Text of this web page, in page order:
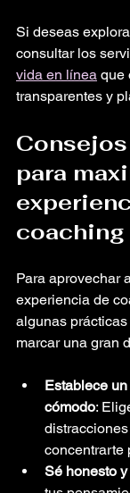
Si deseas
consultar los
vida en línea que
transparentes y
para
Para aprovechar
experiencia de
algunas
marcar una gran
Establece
cómodo:
concentrarte
Sé honesto